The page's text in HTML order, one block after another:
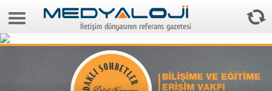
9 Ağustos 2026 2:05:53
Video Galeri
İletişim dünyasının referans gazetesi